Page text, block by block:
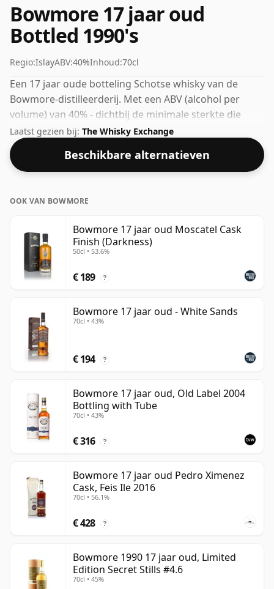
Bowmore 17 jaar oud
Bottled 1990's
Regio:IslayABV:40%Inhoud:70cl
Een 17 jaar oude botteling Schotse whisky van de
Bowmore-distilleerderij. Met een ABV (alcohol per
volume) van 40% - dichtbij de minimale sterkte die
whisky kan worden gebotteld - en daarom te
beschouwen als een whisky van "standaard" sterkte.
Laatst gezien bij: The Whisky Exchange
Beschikbare alternatieven
OOK VAN BOWMORE
Bowmore 17 jaar oud Moscatel Cask
Finish (Darkness)
50cl • 53.6%
€ 189 ?
Bowmore 17 jaar oud - White Sands
70cl • 43%
€ 194 ?
Bowmore 17 jaar oud, Old Label 2004
Bottling with Tube
70cl • 43%
€ 316 ?
Bowmore 17 jaar oud Pedro Ximenez
Cask, Feis Ile 2016
70cl • 56.1%
€ 428 ?
Bowmore 1990 17 jaar oud, Limited
Edition Secret Stills #4.6
70cl • 45%